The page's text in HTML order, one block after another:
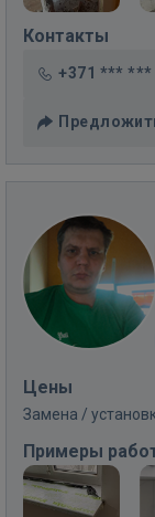
Контакты
+371 *** ***
Цены
Замена /
Примеры